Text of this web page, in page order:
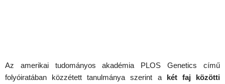
Az amerikai tudományos akadémia PLOS Genetics című
folyóiratában közzétett tanulmánya szerint a két faj közötti